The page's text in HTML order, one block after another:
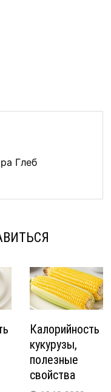
Глеб
Калорийность
кукурузы,
полезные
свойства